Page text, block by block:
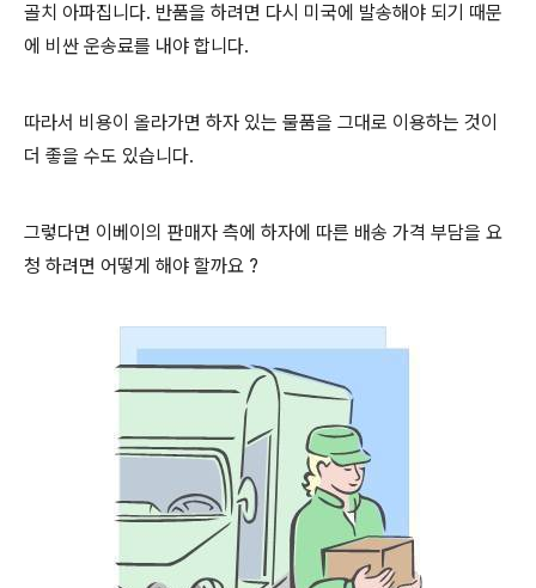
골치 아파집니다. 반품을 하려면 다시 미국에 발송해야 되기 때문
에 비싼 운송료를 내야 합니다.
따라서 비용이 올라가면 하자 있는 물품을 그대로 이용하는 것이
더 좋을 수도 있습니다.
그렇다면 이베이의 판매자 측에 하자에 따른 배송 가격 부담을 요
청 하려면 어떻게 해야 할까요 ?